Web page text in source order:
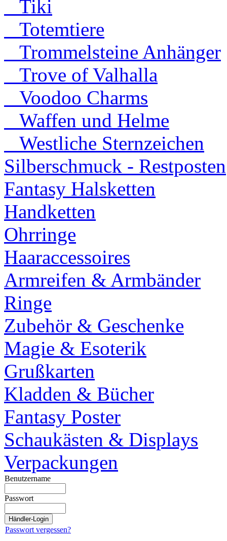
Tiki
Totemtiere
Trommelsteine Anhänger
Trove of Valhalla
Voodoo Charms
Waffen und Helme
Westliche Sternzeichen
Silberschmuck - Restposten
Fantasy Halsketten
Handketten
Ohrringe
Haaraccessoires
Armreifen & Armbänder
Ringe
Zubehör & Geschenke
Magie & Esoterik
Grußkarten
Kladden & Bücher
Fantasy Poster
Schaukästen & Displays
Verpackungen
Benutzername
Passwort
Passwort vergessen?